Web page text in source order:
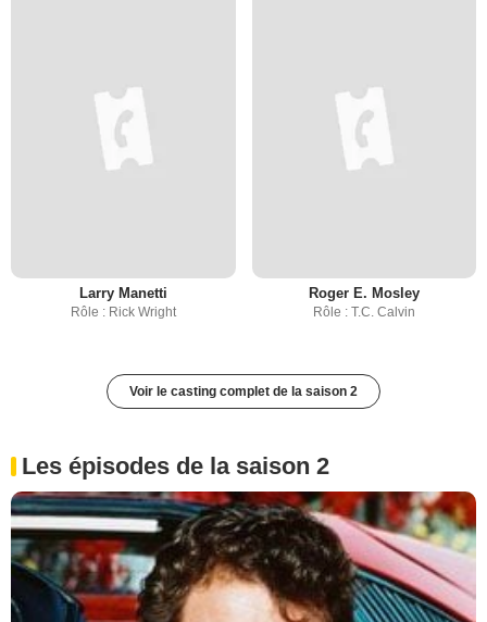
Larry Manetti
Rôle : Rick Wright
Roger E. Mosley
Rôle : T.C. Calvin
Voir le casting complet de la saison 2
Les épisodes de la saison 2